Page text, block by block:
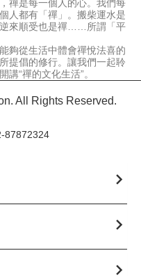
禪是每一個人的心。我們每
人都有「禪」。搬柴運水是
來順受也是禪……所謂「平
夠從生活中體會禪悅法喜的
提倡的修行。讓我們一起聆
“禪的文化生活”。
All Rights Reserved.
87872324